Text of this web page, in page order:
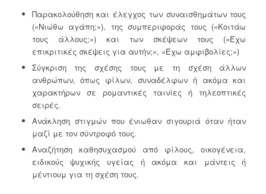
Παρακολούθηση και έλεγχος των συναισθημάτων τους
(«Νιώθω αγάπη;»), της συμπεριφοράς τους («Κοιτάω
τους άλλους;») και των σκέψεων τους («Έχω
επικριτικές σκέψεις για αυτήν;», «Έχω αμφιβολίες;»)
Σύγκριση της σχέσης τους με τη σχέση άλλων
ανθρώπων, όπως φίλων, συναδέλφων ή ακόμα και
χαρακτήρων σε ρομαντικές ταινίες ή τηλεοπτικές
σειρές.
Ανάκληση στιγμών που ένιωθαν σιγουριά όταν ήταν
μαζί με τον σύντροφό τους.
Αναζήτηση καθησυχασμού από φίλους, οικογένεια,
ειδικούς ψυχικής υγείας ή ακόμα και μάντεις ή
μέντιουμ για τη σχέση τους.